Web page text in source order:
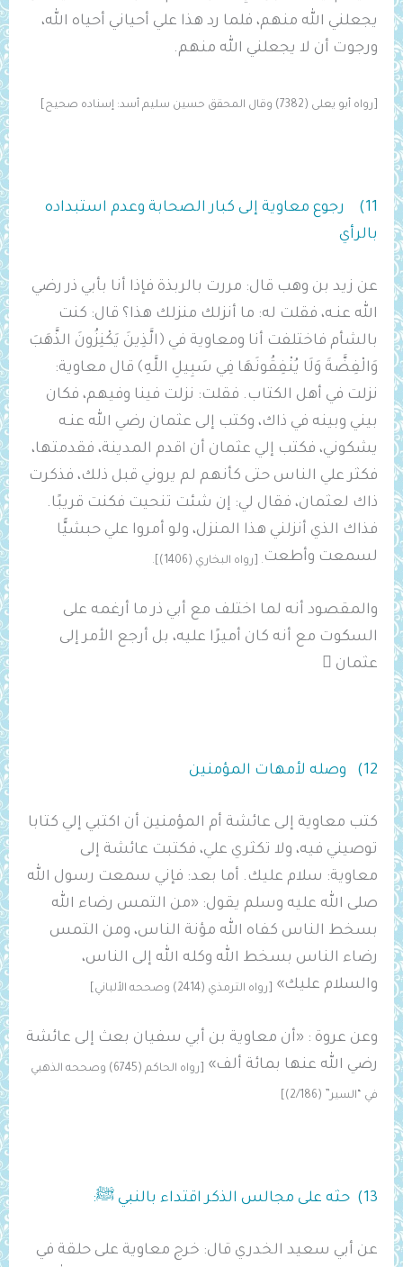
يجعلني الله منهم، فلما رد هذا علي أحياني أحياه الله،
ورجوت أن لا يجعلني الله منهم.
[رواه أبو يعلى (7382) وقال المحقق حسين سليم أسد: إسناده صحيح]
11) رجوع معاوية إلى كبار الصحابة وعدم استبداده
بالرأي
عن زيد بن وهب قال: مررت بالربذة فإذا أنا بأبي ذر رضي
الله عنـه، فقلت له: ما أنزلك منزلك هذا؟ قال: كنت
بالشأم فاختلفت أنا ومعاوية في ﴿الَّذِينَ ‌يَكْنِزُونَ الذَّهَبَ
وَالْفِضَّةَ وَلَا يُنْفِقُونَهَا فِي سَبِيلِ اللَّهِ﴾ قال معاوية:
نزلت في أهل الكتاب. فقلت: نزلت فينا وفيهم، فكان
بيني وبينه في ذاك، وكتب إلى عثمان رضي الله عنـه
يشكوني، فكتب إلي عثمان أن اقدم المدينة، فقدمتها،
فكثر علي الناس حتى كأنهم لم يروني قبل ذلك، فذكرت
ذاك لعثمان، فقال لي: إن شئت تنحيت فكنت قريبًا.
فذاك الذي أنزلني هذا المنزل، ولو أمروا علي حبشيًّا
لسمعت وأطعت . [رواه البخاري (1406)].
والمقصود أنه لما اختلف مع أبي ذر ما أرغمه على
السكوت مع أنه كان أميرًا عليه، بل أرجع الأمر إلى
عثمان 
12) وصله لأمهات المؤمنين
كتب معاوية إلى عائشة أم المؤمنين أن ‌اكتبي ‌إلي ‌كتابا
‌توصيني فيه، ولا تكثري علي، فكتبت عائشة إلى
معاوية: سلام عليك. أما بعد: فإني سمعت رسول الله
صلى الله عليه وسلم يقول: «من التمس رضاء الله
بسخط الناس كفاه الله مؤنة الناس، ومن التمس
رضاء الناس بسخط الله وكله الله إلى الناس،
والسلام عليك» [رواه الترمذي (2414) وصححه الألباني]
وعن عروة : «أن معاوية بن أبي سفيان بعث إلى عائشة
رضي الله عنها بمائة ألف»
[رواه الحاكم (6745) وصححه الذهبي
في “السير” (2/186)]
13) حثه على مجالس الذكر اقتداء بالنبي ﷺ:
عن أبي سعيد الخدري قال: خرج معاوية على حلقة في